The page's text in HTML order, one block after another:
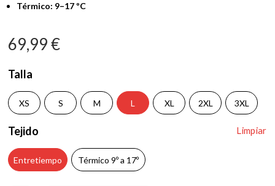
Térmico: 9–17 ºC
69,99€
Talla
XS S M L XL 2XL 3XL
Tejido
Entretiempo Térmico 9º a 17º
Limpiar